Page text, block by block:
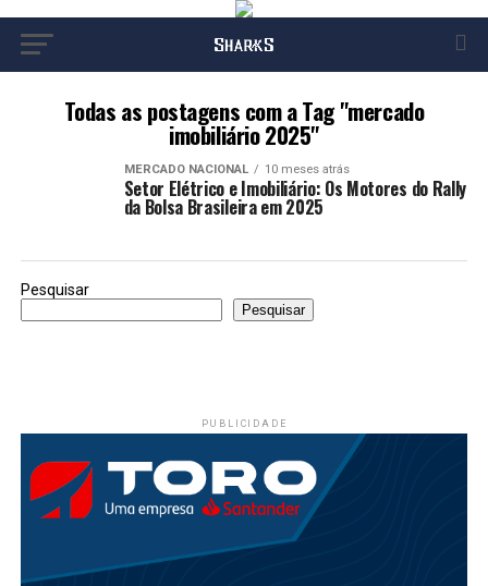
Todas as postagens com a Tag "mercado
imobiliário 2025"
MERCADO NACIONAL 10 meses atrás
Setor Elétrico e Imobiliário: Os Motores do Rally
da Bolsa Brasileira em 2025
Pesquisar
Pesquisar
PUBLICIDADE